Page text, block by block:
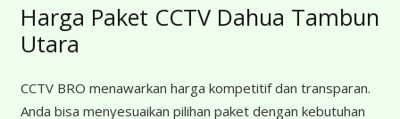
Harga Paket CCTV Dahua Tambun
Utara
CCTV BRO menawarkan harga kompetitif dan transparan.
Anda bisa menyesuaikan pilihan paket dengan kebutuhan